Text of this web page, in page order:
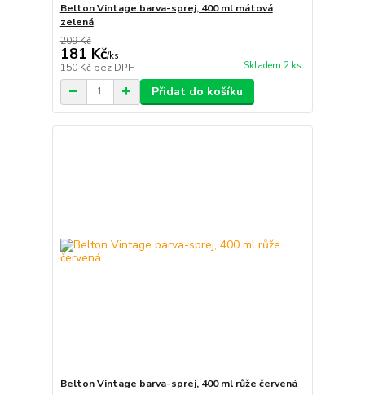
Belton Vintage barva-sprej, 400 ml mátová
zelená
209 Kč
181 Kč/ks
150 Kč bez DPH Skladem 2 ks
Přidat do košíku
Belton Vintage barva-sprej, 400 ml růže červená